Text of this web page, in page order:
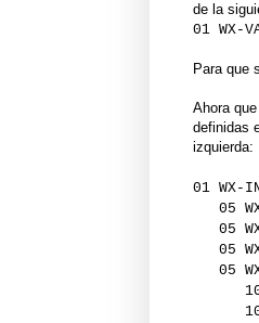
de la
01 WX-
Para que
Ahora
definidas
izquierda:
01 WX-
05
05
05
05
10
10